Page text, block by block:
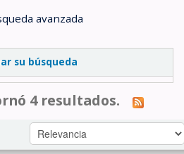
avanzada
su búsqueda
4 resultados.